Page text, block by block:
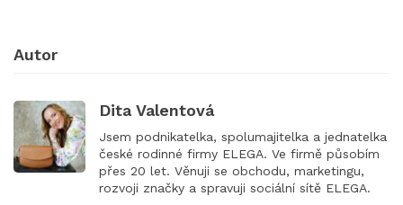
Autor
Dita Valentová
Jsem podnikatelka, spolumajitelka a jednatelka
české rodinné firmy ELEGA. Ve firmě působím
přes 20 let. Věnuji se obchodu, marketingu,
rozvoji značky a spravuji sociální sítě ELEGA.